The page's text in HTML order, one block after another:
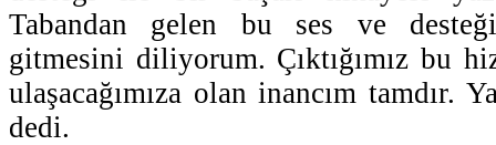
Tabandan gelen bu ses ve
gitmesini diliyorum. Çıktığımız bu
ulaşacağımıza olan inancım tamdır.
dedi.